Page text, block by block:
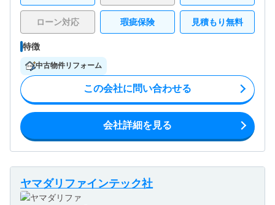
ローン対応 瑕疵保険 見積もり無料
特徴
中古物件リフォーム
この会社に問い合わせる
会社詳細を見る
ヤマダリファインテック社